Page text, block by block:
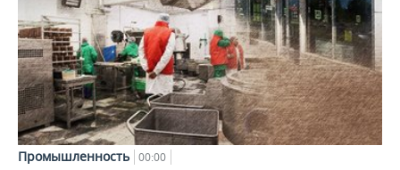
Промышленность 00:00